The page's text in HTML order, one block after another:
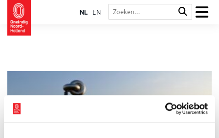
NL EN